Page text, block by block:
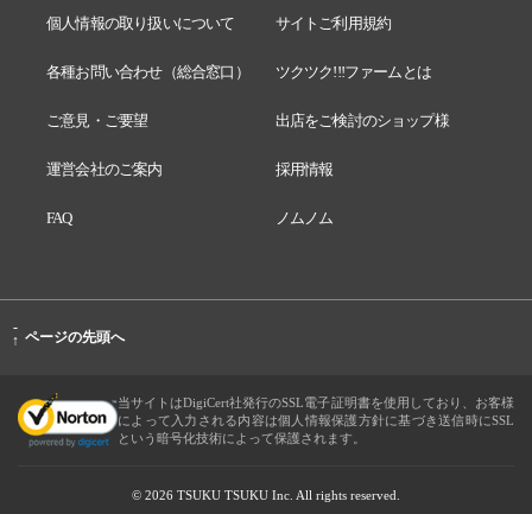
個人情報の取り扱いについて サイトご利用規約
各種お問い合わせ（総合窓口） ツクツク!!!ファームとは
ご意見・ご要望 出店をご検討のショップ様
運営会社のご案内 採用情報
FAQ ノムノム
-
↑ ページの先頭へ
当サイトはDigiCert社発行のSSL電子証明書を使用しており、お客様
によって入力される内容は個人情報保護方針に基づき送信時にSSL
という暗号化技術によって保護されます。
© 2026 TSUKU TSUKU Inc. All rights reserved.